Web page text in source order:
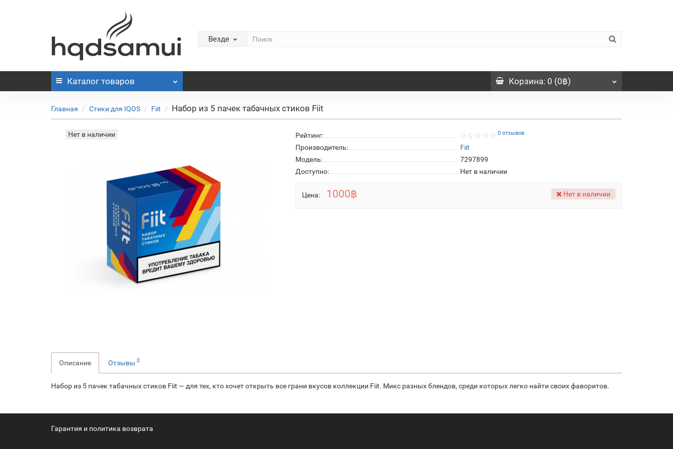
Везде
Каталог товаров Корзина: 0 (0฿)
Главная Стики для IQOS Fiit Набор из 5 пачек табачных стиков Fiit
Нет в наличии Рейтинг: 0 отзывов
Производитель:
Fiit
Модель:
7297899
Доступно:
Нет в наличии
Цена: 1000฿ Нет в наличии
Описание Отзывы 0
Набор из 5 пачек табачных стиков Fiit — для тех, кто хочет открыть все грани вкусов коллекции Fiit. Микс разных блендов, среди которых легко найти своих фаворитов.
Гарантия и политика возврата